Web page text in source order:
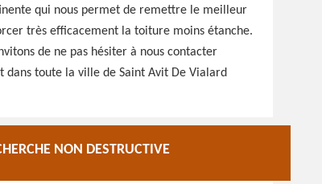
qui nous permet de remettre le meilleur
très efficacement la toiture moins étanche.
de ne pas hésiter à nous contacter
toute la ville de Saint Avit De Vialard
NON DESTRUCTIVE